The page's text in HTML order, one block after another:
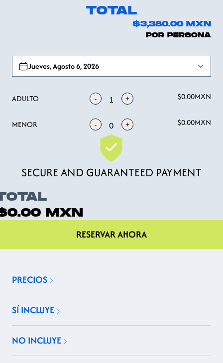
TOTAL
$3,380.00 MXN
POR PERSONA
Jueves, Agosto 6, 2026
ADULTO - 1 + $0.00MXN
MENOR - 0 + $0.00MXN
SECURE AND GUARANTEED PAYMENT
MXN
RESERVAR AHORA
PRECIOS
SÍ INCLUYE
NO INCLUYE